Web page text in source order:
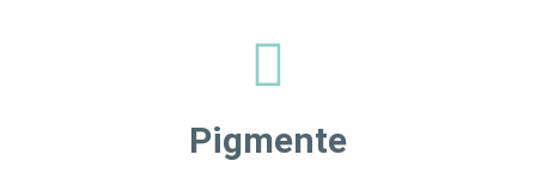
Pigmente